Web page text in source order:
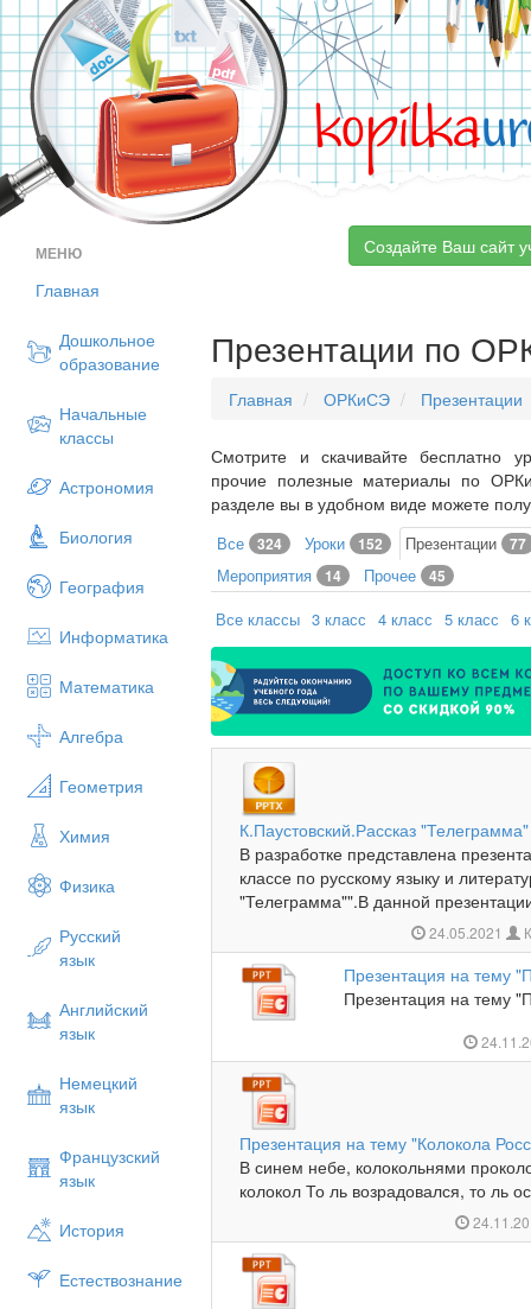
kopilka
МЕНЮ
Главная
Дошкольное
образование
Начальные
классы
Астрономия
Биология
География
Информатика
Математика
Алгебра
Геометрия
Химия
Физика
Русский
язык
Английский
язык
Немецкий
язык
Французский
язык
История
Естествознание
Создайте Ваш сайт
Презентации по
Главная ОРКиСЭ Презентации
Смотрите и скачивайте бесплатно
прочие полезные материалы по
разделе вы в удобном виде можете
Все 324 Уроки 152 Презентации 77
Мероприятия 14 Прочее 45
Все классы 3 класс 4 класс 5 класс 6
К.Паустовский.Рассказ "Телеграмма"
В разработке представлена
классе по русскому языку и
"Телеграмма"".В данной
24.05.2021
Презентация на тему
Презентация на тему
Презентация на тему "Колокола
В синем небе, колокольнями
колокол То ль возрадовался, то ль